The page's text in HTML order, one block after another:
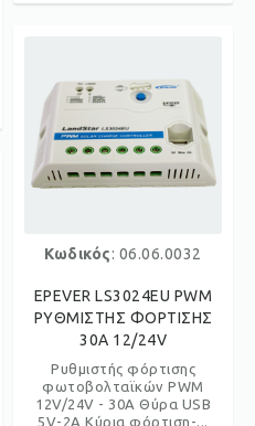
Κωδικός: 06.06.0032
EPEVER LS3024EU PWM
ΡΥΘΜΙΣΤΗΣ ΦΟΡΤΙΣΗΣ
30Α 12/24V
Ρυθμιστής φόρτισης
φωτοβολταϊκών PWM
12V/24V - 30A Θύρα USB
5V-2A Κύρια φόρτιση-...